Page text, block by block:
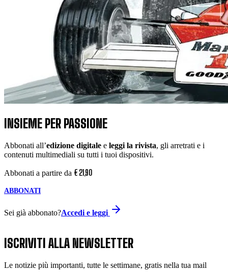
INSIEME PER PASSIONE
Abbonati all’edizione digitale e leggi la rivista, gli arretrati e i
contenuti multimediali su tutti i tuoi dispositivi.
Abbonati a partire da € 21,90
ABBONATI
Sei già abbonato?Accedi e leggi
ISCRIVITI ALLA NEWSLETTER
Le notizie più importanti, tutte le settimane, gratis nella tua mail